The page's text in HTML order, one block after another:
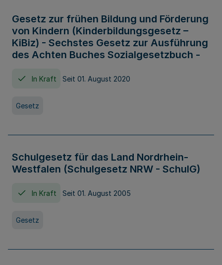
Gesetz zur frühen Bildung und Förderung
von Kindern (Kinderbildungsgesetz –
KiBiz) - Sechstes Gesetz zur Ausführung
des Achten Buches Sozialgesetzbuch -
In Kraft Seit 01. August 2020
Gesetz
Schulgesetz für das Land Nordrhein-
Westfalen (Schulgesetz NRW - SchulG)
In Kraft Seit 01. August 2005
Gesetz